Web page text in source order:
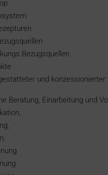
und
Beratung, Einarbeitung und